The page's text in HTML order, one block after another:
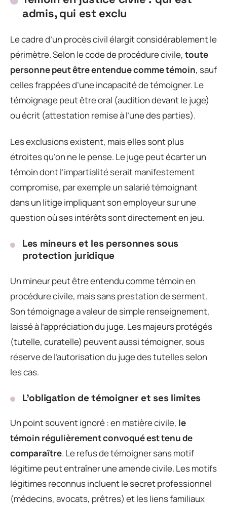
admis, qui est exclu
Le cadre d’un procès civil élargit considérablement le
périmètre. Selon le code de procédure civile, toute
personne peut être entendue comme témoin, sauf
celles frappées d’une incapacité de témoigner. Le
témoignage peut être oral (audition devant le juge)
ou écrit (attestation remise à l’une des parties).
Les exclusions existent, mais elles sont plus
étroites qu’on ne le pense. Le juge peut écarter un
témoin dont l’impartialité serait manifestement
compromise, par exemple un salarié témoignant
dans un litige impliquant son employeur sur une
question où ses intérêts sont directement en jeu.
Les mineurs et les personnes sous
protection juridique
Un mineur peut être entendu comme témoin en
procédure civile, mais sans prestation de serment.
Son témoignage a valeur de simple renseignement,
laissé à l’appréciation du juge. Les majeurs protégés
(tutelle, curatelle) peuvent aussi témoigner, sous
réserve de l’autorisation du juge des tutelles selon
les cas.
L’obligation de témoigner et ses limites
Un point souvent ignoré : en matière civile, le
témoin régulièrement convoqué est tenu de
comparaître. Le refus de témoigner sans motif
légitime peut entraîner une amende civile. Les motifs
légitimes reconnus incluent le secret professionnel
(médecins, avocats, prêtres) et les liens familiaux